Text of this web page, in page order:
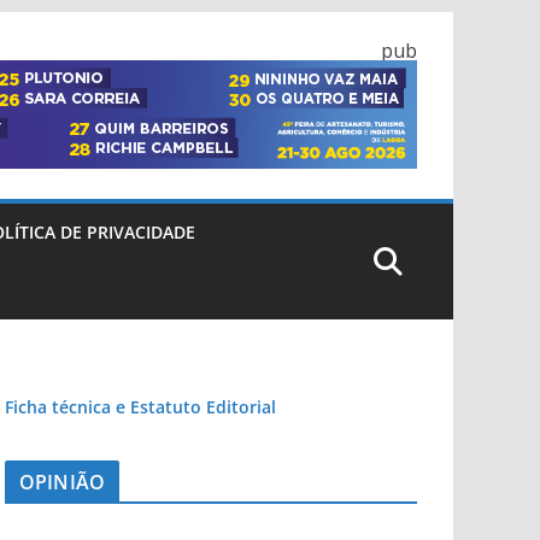
pub
DE PRIVACIDADE
Ficha técnica e Estatuto Editorial
OPINIÃO